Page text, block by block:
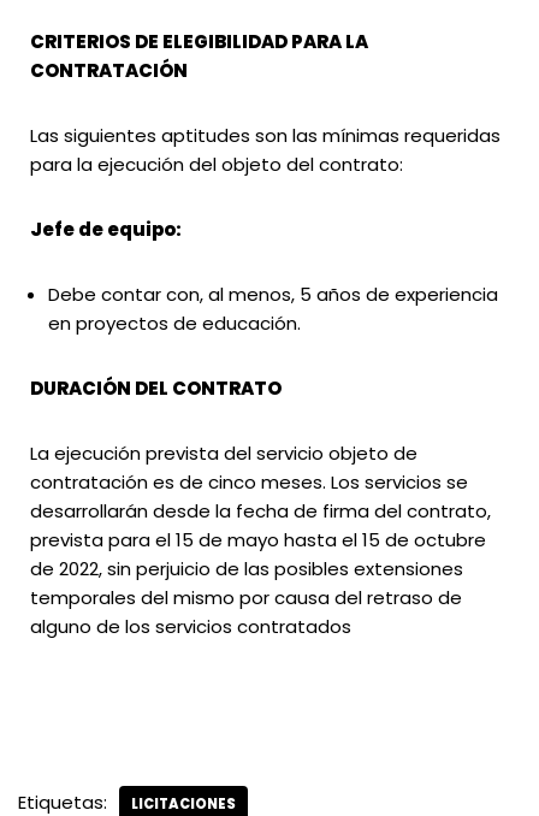
CRITERIOS DE ELEGIBILIDAD PARA LA
CONTRATACIÓN
Las siguientes aptitudes son las mínimas requeridas
para la ejecución del objeto del contrato:
Jefe de equipo:
Debe contar con, al menos, 5 años de experiencia
en proyectos de educación.
DURACIÓN DEL CONTRATO
La ejecución prevista del servicio objeto de
contratación es de cinco meses. Los servicios se
desarrollarán desde la fecha de firma del contrato,
prevista para el 15 de mayo hasta el 15 de octubre
de 2022, sin perjuicio de las posibles extensiones
temporales del mismo por causa del retraso de
alguno de los servicios contratados
Etiquetas: LICITACIONES